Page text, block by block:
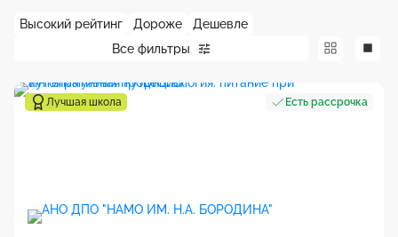
Все фильтры
Высокий рейтинг Дороже Дешевле
Лучшая школа Есть рассрочка